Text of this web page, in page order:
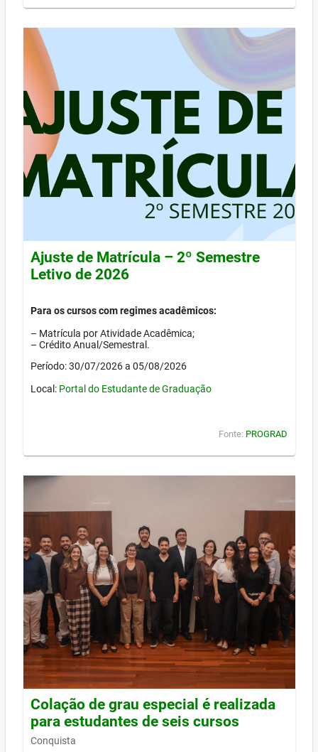
Ajuste de Matrícula – 2º Semestre
Letivo de 2026
Para os cursos com regimes acadêmicos:
– Matrícula por Atividade Acadêmica;
– Crédito Anual/Semestral.
Período: 30/07/2026 a 05/08/2026
Local: Portal do Estudante de Graduação
Fonte: PROGRAD
Colação de grau especial é realizada
para estudantes de seis cursos
Conquista